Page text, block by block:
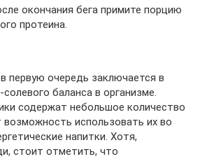
окончания бега примите порцию
протеина.
первую очередь заключается в
баланса в организме.
содержат небольшое количество
возможность использовать их во
напитки. Хотя,
стоит отметить, что